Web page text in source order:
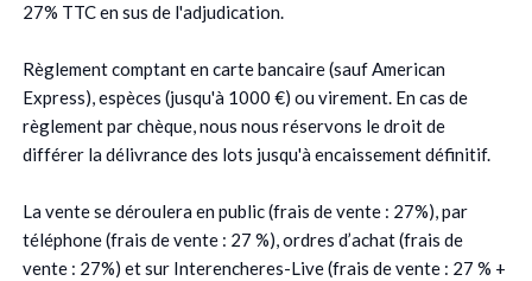
27% TTC en sus de l'adjudication.
Règlement comptant en carte bancaire (sauf American
Express), espèces (jusqu'à 1000 €) ou virement. En cas de
règlement par chèque, nous nous réservons le droit de
différer la délivrance des lots jusqu'à encaissement définitif.
La vente se déroulera en public (frais de vente : 27%), par
téléphone (frais de vente : 27 %), ordres d’achat (frais de
vente : 27%) et sur Interencheres-Live (frais de vente : 27 % +